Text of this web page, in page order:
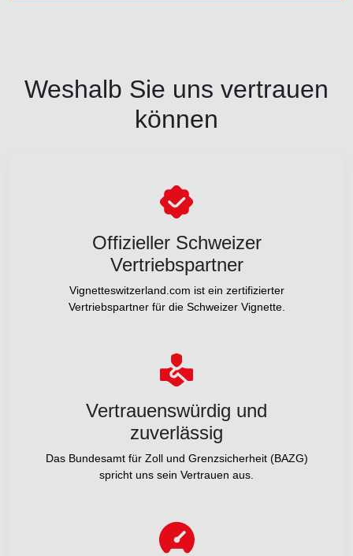
Weshalb Sie uns vertrauen
können
Offizieller Schweizer
Vertriebspartner
Vignetteswitzerland.com ist ein zertifizierter
Vertriebspartner für die Schweizer Vignette.
Vertrauenswürdig und
zuverlässig
Das Bundesamt für Zoll und Grenzsicherheit (BAZG)
spricht uns sein Vertrauen aus.